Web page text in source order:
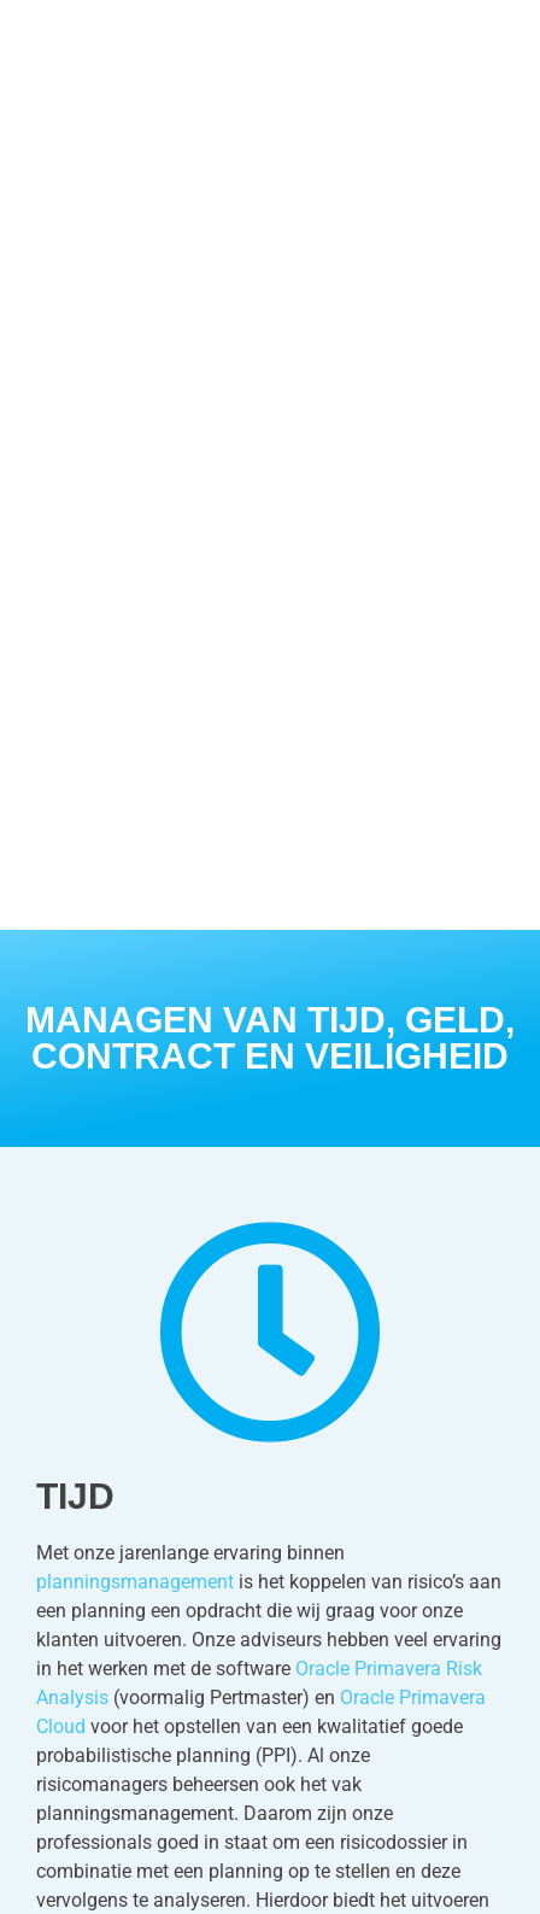
MANAGEN VAN TIJD, GELD,
CONTRACT EN VEILIGHEID
TIJD
Met onze jarenlange ervaring binnen
planningsmanagement is het koppelen van risico’s aan
een planning een opdracht die wij graag voor onze
klanten uitvoeren. Onze adviseurs hebben veel ervaring
in het werken met de software Oracle Primavera Risk
Analysis (voormalig Pertmaster) en Oracle Primavera
Cloud voor het opstellen van een kwalitatief goede
probabilistische planning (PPI). Al onze
risicomanagers beheersen ook het vak
planningsmanagement. Daarom zijn onze
professionals goed in staat om een risicodossier in
combinatie met een planning op te stellen en deze
vervolgens te analyseren. Hierdoor biedt het uitvoeren